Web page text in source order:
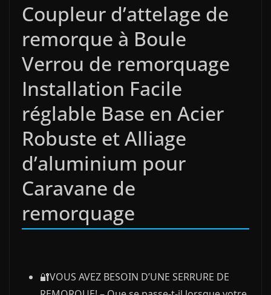
Coupleur d’attelage de
remorque à Boule
Verrou de remorquage
Installation Facile
réglable Base en Acier
Robuste et Alliage
d’aluminium pour
Caravane de
remorquage
🔐VOUS AVEZ BESOIN D’UNE SERRURE DE